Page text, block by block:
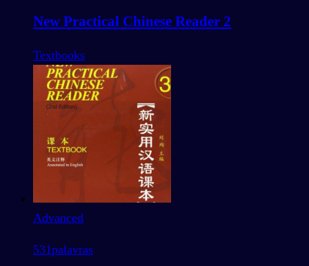
New Practical Chinese Reader 2
Textbooks
Advanced
531palavras